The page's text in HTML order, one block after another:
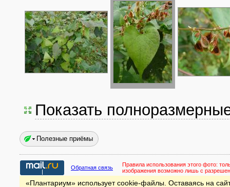
Показать
Полезные приёмы
Обратная связь Правила использования этого фото:
изображения возможно лишь с
«Плантариум» использует cookie-файлы. Оставаясь на